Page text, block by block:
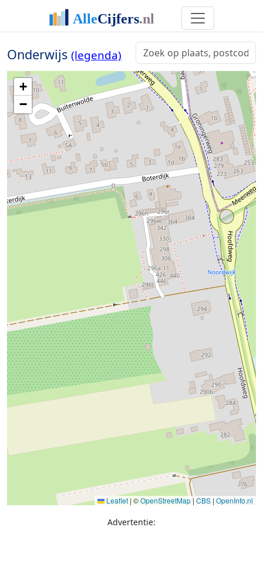
Onderwijs (legenda)
+
−
Leaflet | ©OpenStreetMap| CBS | OpenInfo.nl
Advertentie: